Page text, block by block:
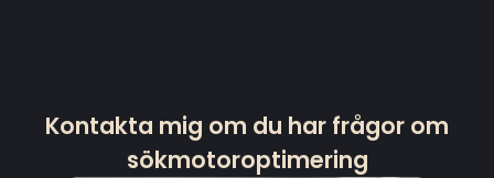
Kontakta mig om du har frågor om
sökmotoroptimering